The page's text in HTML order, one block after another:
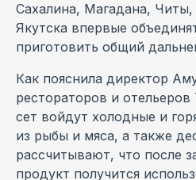
Сахалина, Магадана,
Якутска впервые
приготовить общий
Как пояснила директор
рестораторов и отельеров
сет войдут холодные и
из рыбы и мяса, а также
рассчитывают, что после
продукт получится